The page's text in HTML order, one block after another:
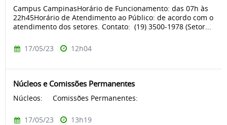
Campus CampinasHorário de Funcionamento: das 07h às
22h45Horário de Atendimento ao Público: de acordo com o
atendimento dos setores. Contato: (19) 3500-1978 (Setor...
17/05/23 12h04
Núcleos e Comissões Permanentes
Núcleos: Comissões Permanentes:
17/05/23 13h19